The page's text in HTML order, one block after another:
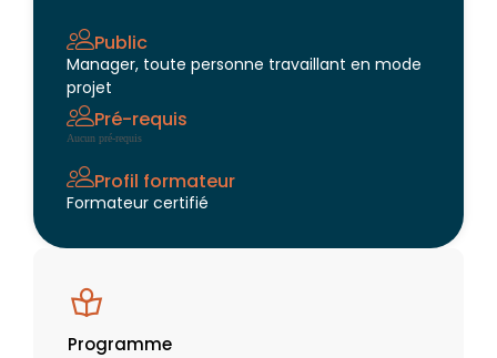
Public
Manager, toute personne travaillant en mode
projet
Pré-requis
Aucun pré-requis
Profil formateur
Formateur certifié
Programme